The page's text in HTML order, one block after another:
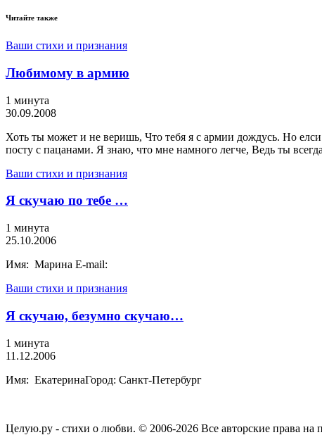
Читайте также
Ваши стихи и признания
Любимому в армию
1 минута
30.09.2008
Хоть ты может и не веришь, Что тебя я с армии дождусь. Но
посту с пацанами. Я знаю, что мне намного легче, Ведь ты
Ваши стихи и признания
Я скучаю по тебе …
1 минута
25.10.2006
Имя: Марина E-mail:
Ваши стихи и признания
Я скучаю, безумно скучаю…
1 минута
11.12.2006
Имя: ЕкатеринаГород: Санкт-Петербург
Целую.ру - стихи о любви. © 2006-2026 Все авторские права на